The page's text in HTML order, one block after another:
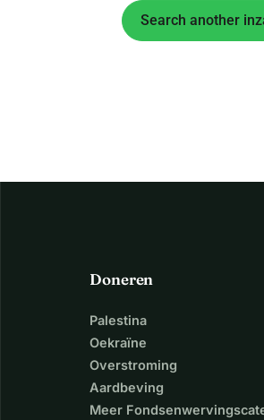
Search another
Doneren
Palestina
Oekraïne
Overstroming
Aardbeving
Meer